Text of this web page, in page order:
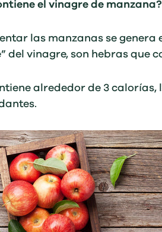
el vinagre de manzana?
las manzanas se
del vinagre, son hebras que
alrededor de 3